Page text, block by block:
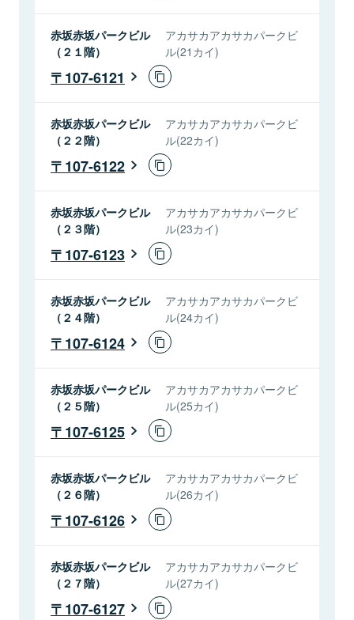
赤坂赤坂パークビル
（２１階）
アカサカアカサカパークビ
ル(21カイ)
107-6121
赤坂赤坂パークビル
（２２階）
アカサカアカサカパークビ
ル(22カイ)
107-6122
赤坂赤坂パークビル
（２３階）
アカサカアカサカパークビ
ル(23カイ)
107-6123
赤坂赤坂パークビル
（２４階）
アカサカアカサカパークビ
ル(24カイ)
107-6124
赤坂赤坂パークビル
（２５階）
アカサカアカサカパークビ
ル(25カイ)
107-6125
赤坂赤坂パークビル
（２６階）
アカサカアカサカパークビ
ル(26カイ)
107-6126
赤坂赤坂パークビル
（２７階）
アカサカアカサカパークビ
ル(27カイ)
107-6127